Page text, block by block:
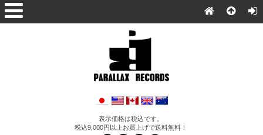
表示価格は税込です。
税込9,000円以上お買上げで送料無料！